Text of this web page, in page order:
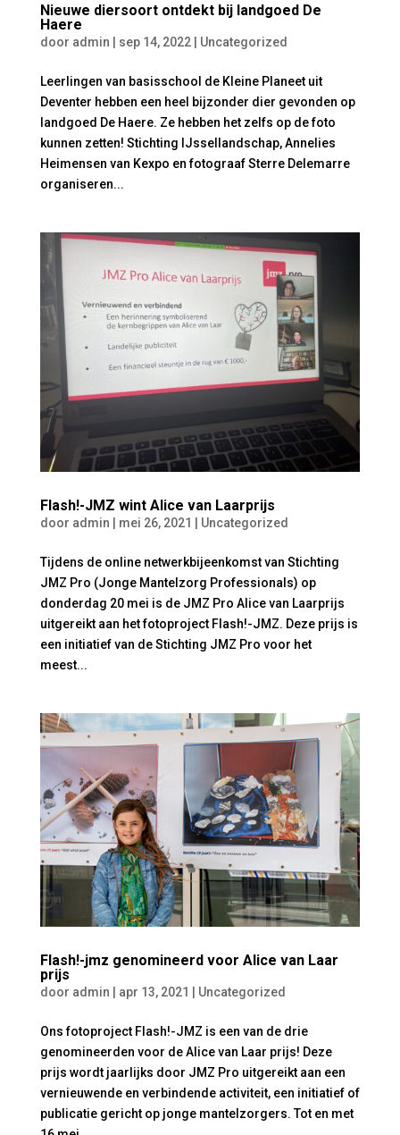
Nieuwe diersoort ontdekt bij landgoed De
Haere
door admin | sep 14, 2022| Uncategorized
Leerlingen van basisschool de Kleine Planeet uit
Deventer hebben een heel bijzonder dier gevonden op
landgoed De Haere. Ze hebben het zelfs op de foto
kunnen zetten! Stichting IJssellandschap, Annelies
Heimensen van Kexpo en fotograaf Sterre Delemarre
organiseren...
Flash!-JMZ wint Alice van Laarprijs
door admin mei 26, 2021 Uncategorized
Tijdens de online netwerkbijeenkomst van Stichting
JMZ Pro (Jonge Mantelzorg Professionals) op
donderdag 20 mei is de JMZ Pro Alice van Laarprijs
uitgereikt aan het fotoproject Flash!-JMZ. Deze prijs is
een initiatief van de Stichting JMZ Pro voor het
meest...
Flash!-jmz genomineerd voor Alice van Laar
prijs
door admin apr 13, 2021 Uncategorized
Ons fotoproject Flash!-JMZ is een van de drie
genomineerden voor de Alice van Laar prijs! Deze
prijs wordt jaarlijks door JMZ Pro uitgereikt aan een
vernieuwende en verbindende activiteit, een initiatief of
publicatie gericht op jonge mantelzorgers. Tot en met